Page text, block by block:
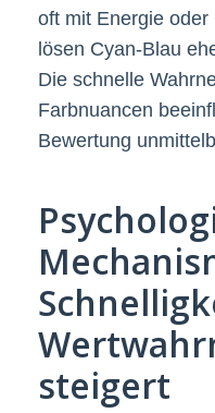
oft mit Energie
lösen Cyan-Blau
Die schnelle
Farbnuancen
Bewertung
steigert